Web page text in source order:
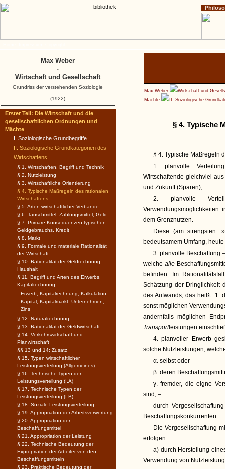
Max Weber
Wirtschaft und
Mächte
II. Soziologische
§ 4. Typische
§ 4. Typische Maßregeln
1. planvolle
Wirtschaftende gleichviel
und Zukunft (Sparen);
2. planvolle
dem Grenznutzen.
Diese (am strengsten:
bedeutsamem Umfang,
3. planvolle Beschaffung
welche alle
befinden. Im
Schätzung der Dringlichkeit
des Aufwands, das heißt: 1.
sonst möglichen
andernfalls möglichen
Transportleistungen
4. planvoller Erwerb
solche Nutzleistungen,
α. selbst oder
β. deren
γ. fremder, die eigne
sind, –
durch
Beschaffungskonkurrenten.
Die Vergesellschaftung
erfolgen
a) durch Herstellung
Verwendung von
Erster Teil: Die Wirtschaft und die
gesellschaftlichen Ordnungen und
Mächte
I. Soziologische Grundbegriffe
II. Soziologische Grundkategorien des
Wirtschaftens
§ 1. Wirtschaften. Begriff und Technik
§ 2. Nutzleistung
§ 3. Wirtschaftliche Orientierung
§ 4. Typische Maßregeln des rationalen
Wirtschaftens
§ 5. Arten wirtschaftlicher Verbände
§ 6. Tauschmittel, Zahlungsmittel, Geld
§ 7. Primäre Konsequenzen typischen
Geldgebrauchs, Kredit
§ 8. Markt
§ 9. Formale und materiale Rationalität
der Wirtschaft
§ 10. Rationalität der Geldrechnung,
Haushalt
§ 11. Begriff und Arten des Erwerbs,
Kapitalrechnung
Erwerb, Kapitalrechnung, Kalkulation
Kapital, Kapitalmarkt, Unternehmen,
Zins
§ 12. Naturalrechnung
§ 13. Rationalität der Geldwirtschaft
§ 14. Verkehrswirtschaft und
Planwirtschaft
§§ 13 und 14: Zusatz
§ 15. Typen wirtschaftlicher
Leistungsverteilung (Allgemeines)
§ 16. Technische Typen der
Leistungsverteilung (I.A)
§ 17. Technische Typen der
Leistungsverteilung (I.B)
§ 18. Soziale Leistungsverteilung
§ 19. Appropriation der Arbeitsverwertung
§ 20. Appropriation der
Beschaffungsmittel
§ 21. Appropriation der Leistung
§ 22. Technische Bedeutung der
Expropriation der Arbeiter von den
Beschaffungsmitteln
§ 23. Praktische Bedeutung der
Max Weber
-
Wirtschaft und Gesellschaft
Grundriss der verstehenden Soziologie
(1922)